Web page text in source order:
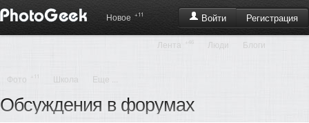
Войти Регистрация
Новое +11
Лента +46 Люди Блоги
Фото Школа Еще ...
Обсуждения в форумах